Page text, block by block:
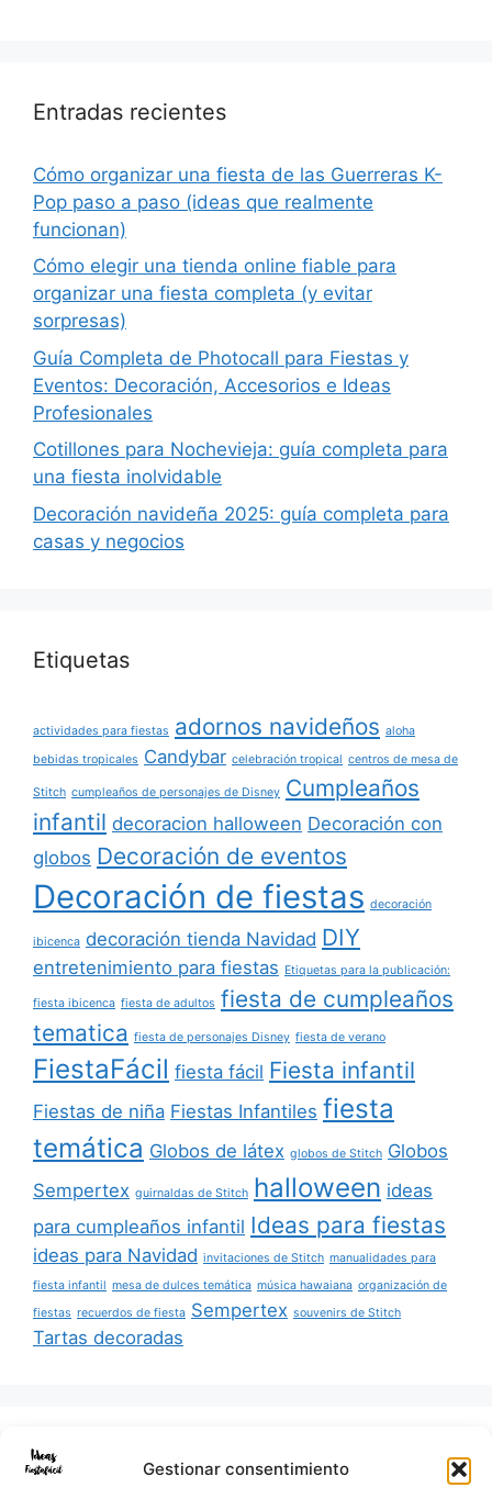
Gestionar consentimiento
Entradas recientes
Cómo organizar una fiesta de las Guerreras K-
Pop paso a paso (ideas que realmente
funcionan)
Cómo elegir una tienda online fiable para
organizar una fiesta completa (y evitar
sorpresas)
Guía Completa de Photocall para Fiestas y
Eventos: Decoración, Accesorios e Ideas
Profesionales
Cotillones para Nochevieja: guía completa para
una fiesta inolvidable
Decoración navideña 2025: guía completa para
casas y negocios
Etiquetas
actividades para fiestas adornos navideños aloha
bebidas tropicales Candybar celebración tropical centros de mesa de
Stitch cumpleaños de personajes de Disney Cumpleaños
infantil decoracion halloween Decoración con
globos Decoración de eventos
Decoración de fiestas decoración
ibicenca decoración tienda Navidad DIY
entretenimiento para fiestas Etiquetas para la publicación:
fiesta ibicenca fiesta de adultos fiesta de cumpleaños
tematica fiesta de personajes Disney fiesta de verano
FiestaFácil fiesta fácil Fiesta infantil
Fiestas de niña Fiestas Infantiles fiesta
temática Globos de látex globos de Stitch Globos
Sempertex guirnaldas de Stitch halloween ideas
para cumpleaños infantil Ideas para fiestas
ideas para Navidad invitaciones de Stitch manualidades para
fiesta infantil mesa de dulces temática música hawaiana organización de
fiestas recuerdos de fiesta Sempertex souvenirs de Stitch
Tartas decoradas
Buscar: